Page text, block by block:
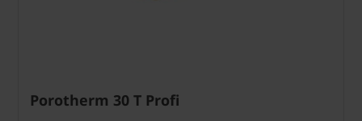
Porotherm 30 T Profi